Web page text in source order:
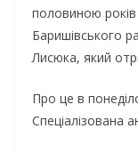
половиною
Баришівського
Лисюка, який
Про це в
Спеціалізована